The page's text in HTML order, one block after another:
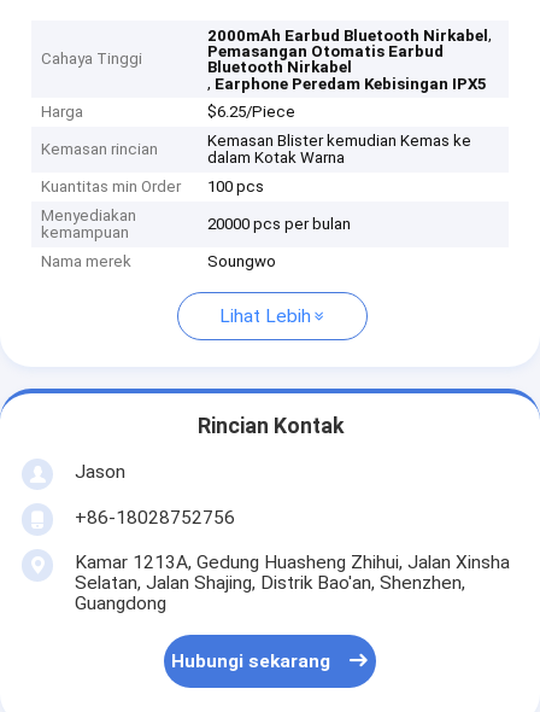
Cahaya Tinggi
2000mAh Earbud Bluetooth Nirkabel,
Pemasangan Otomatis Earbud
Bluetooth Nirkabel
, Earphone Peredam Kebisingan IPX5
Harga
$6.25/Piece
Kemasan rincian
Kemasan Blister kemudian Kemas ke
dalam Kotak Warna
Kuantitas min Order
100 pcs
Menyediakan
kemampuan
20000 pcs per bulan
Nama merek Soungwo
Lihat Lebih
Rincian Kontak
Jason
+86-18028752756
Kamar 1213A, Gedung Huasheng Zhihui, Jalan Xinsha
Selatan, Jalan Shajing, Distrik Bao'an, Shenzhen,
Guangdong
Hubungi sekarang